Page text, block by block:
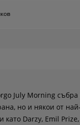
July Morning събра
но и някои от
като Darzy, Emil